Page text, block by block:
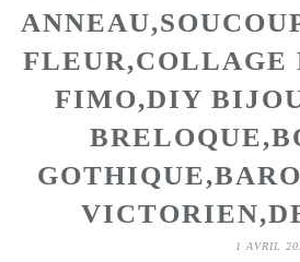
FLEUR,COLLAGE
FIMO,DIY
1 AVRIL